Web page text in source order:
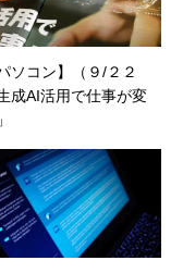
ソコン】（９/２２
成AI活用で仕事が変